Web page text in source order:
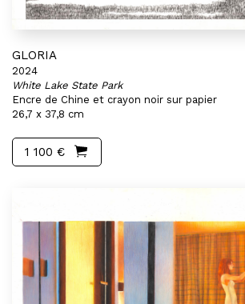
GLORIA
2024
White Lake State Park
Encre de Chine et crayon noir sur papier
26,7 x 37,8 cm
1 100 €